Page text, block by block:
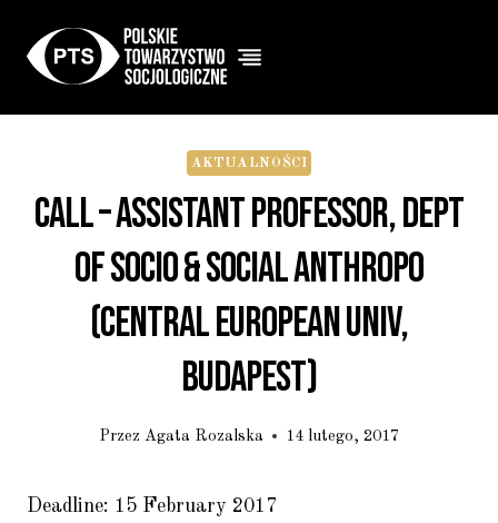
AKTUALNOŚCI
Call – Assistant Professor, Dept
Of Socio & Social Anthropo
(Central European Univ,
Budapest)
Przez Agata Rozalska 14 lutego, 2017
Deadline: 15 February 2017